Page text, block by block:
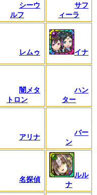
シーウ
ルフ
サフ
ィーラ
レムゥ イナ
闇メタ
トロン
ハン
ター
アリナ
バー
ン
名探偵
ルル
ナ